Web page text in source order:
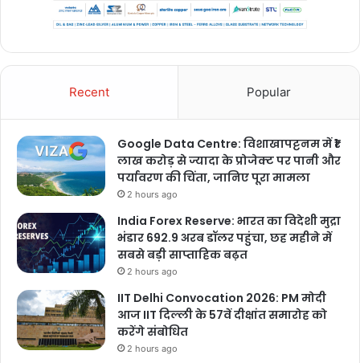
Recent Popular
Google Data Centre: विशाखापट्टनम में ₹1
लाख करोड़ से ज्यादा के प्रोजेक्ट पर पानी और
पर्यावरण की चिंता, जानिए पूरा मामला
2 hours ago
India Forex Reserve: भारत का विदेशी मुद्रा
भंडार 692.9 अरब डॉलर पहुंचा, छह महीने में
सबसे बड़ी साप्ताहिक बढ़त
2 hours ago
IIT Delhi Convocation 2026: PM मोदी
आज IIT दिल्ली के 57वें दीक्षांत समारोह को
करेंगे संबोधित
2 hours ago